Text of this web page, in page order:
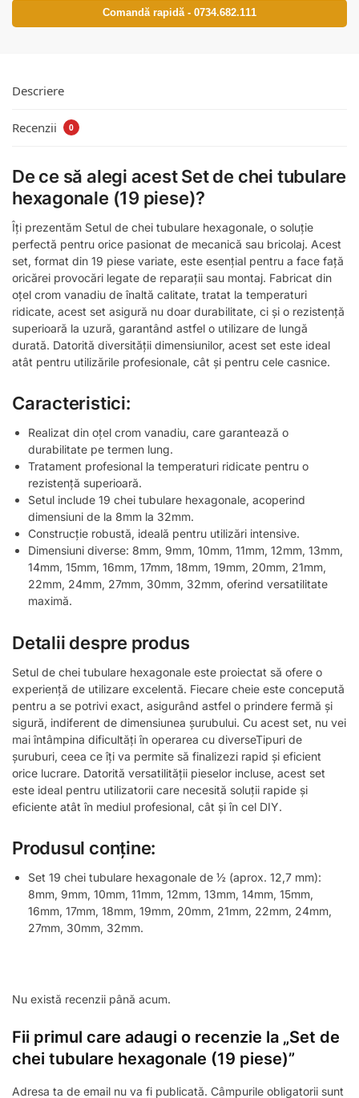
Comandă rapidă - 0734.682.111
Descriere
Recenzii 0
De ce să alegi acest Set de chei tubulare
hexagonale (19 piese)?
Îți prezentăm Setul de chei tubulare hexagonale, o soluție
perfectă pentru orice pasionat de mecanică sau bricolaj. Acest
set, format din 19 piese variate, este esențial pentru a face față
oricărei provocări legate de reparații sau montaj. Fabricat din
oțel crom vanadiu de înaltă calitate, tratat la temperaturi
ridicate, acest set asigură nu doar durabilitate, ci și o rezistență
superioară la uzură, garantând astfel o utilizare de lungă
durată. Datorită diversității dimensiunilor, acest set este ideal
atât pentru utilizările profesionale, cât și pentru cele casnice.
Caracteristici:
Realizat din oțel crom vanadiu, care garantează o
durabilitate pe termen lung.
Tratament profesional la temperaturi ridicate pentru o
rezistență superioară.
Setul include 19 chei tubulare hexagonale, acoperind
dimensiuni de la 8mm la 32mm.
Construcție robustă, ideală pentru utilizări intensive.
Dimensiuni diverse: 8mm, 9mm, 10mm, 11mm, 12mm, 13mm,
14mm, 15mm, 16mm, 17mm, 18mm, 19mm, 20mm, 21mm,
22mm, 24mm, 27mm, 30mm, 32mm, oferind versatilitate
maximă.
Detalii despre produs
Setul de chei tubulare hexagonale este proiectat să ofere o
experiență de utilizare excelentă. Fiecare cheie este concepută
pentru a se potrivi exact, asigurând astfel o prindere fermă și
sigură, indiferent de dimensiunea șurubului. Cu acest set, nu vei
mai întâmpina dificultăți în operarea cu diverseTipuri de
șuruburi, ceea ce îți va permite să finalizezi rapid și eficient
orice lucrare. Datorită versatilității pieselor incluse, acest set
este ideal pentru utilizatorii care necesită soluții rapide și
eficiente atât în mediul profesional, cât și în cel DIY.
Produsul conține:
Set 19 chei tubulare hexagonale de ½ (aprox. 12,7 mm):
8mm, 9mm, 10mm, 11mm, 12mm, 13mm, 14mm, 15mm,
16mm, 17mm, 18mm, 19mm, 20mm, 21mm, 22mm, 24mm,
27mm, 30mm, 32mm.
Nu există recenzii până acum.
Fii primul care adaugi o recenzie la „Set de
chei tubulare hexagonale (19 piese)”
Adresa ta de email nu va fi publicată. Câmpurile obligatorii sunt